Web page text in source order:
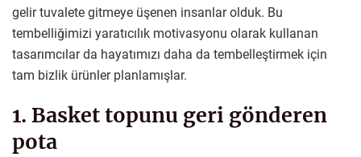
gelir tuvalete gitmeye üşenen insanlar olduk. Bu
tembelliğimizi yaratıcılık motivasyonu olarak kullanan
tasarımcılar da hayatımızı daha da tembelleştirmek için
tam bizlik ürünler planlamışlar.
1. Basket topunu geri gönderen
pota